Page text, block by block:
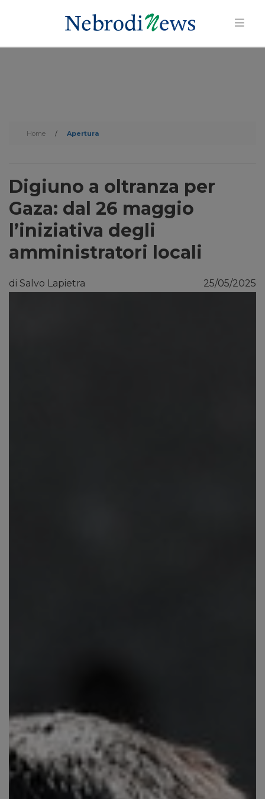
Home / Apertura
Digiuno a oltranza per
Gaza: dal 26 maggio
l’iniziativa degli
amministratori locali
di Salvo Lapietra 25/05/2025